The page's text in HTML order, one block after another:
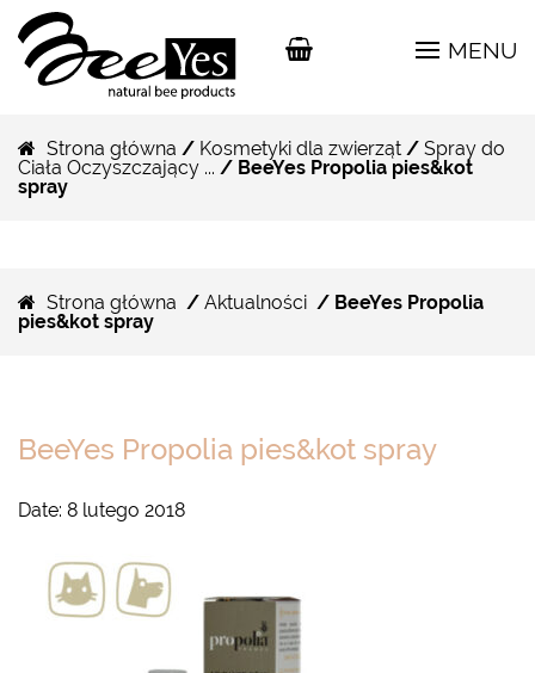
MENU
Strona główna / Kosmetyki dla zwierząt/ Spray do
Ciała Oczyszczający ... / BeeYes Propolia pies&kot
spray
Strona główna / Aktualności/ BeeYes Propolia
pies&kot spray
BeeYes Propolia pies&kot spray
Date: 8 lutego 2018